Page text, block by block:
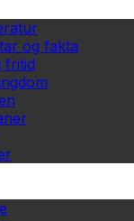
og fakta
fritid